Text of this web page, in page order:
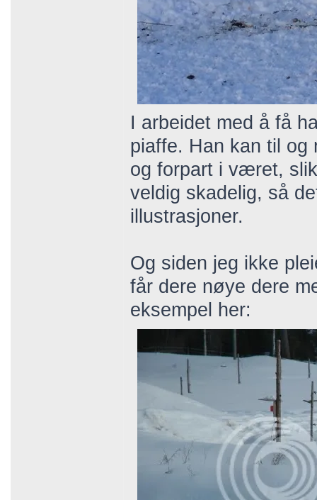
I arbeidet med å få
piaffe. Han kan til og
og forpart i været,
veldig skadelig, så
illustrasjoner.
Og siden jeg ikke
får dere nøye dere
eksempel her: